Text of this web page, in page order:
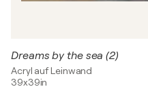
Dreams by the sea (2)
Acryl auf Leinwand
39x39in